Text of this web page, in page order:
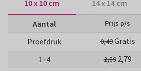
10 x 10 cm 14 x 14 cm
Aantal Prijs p/s
Proefdruk 0,49Gratis
1–4
2,89 2,79